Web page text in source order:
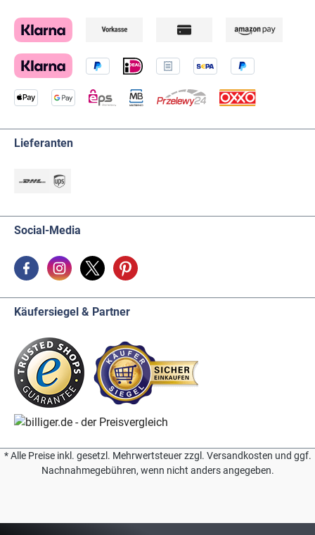
Lieferanten
Social-Media
Käufersiegel & Partner
* Alle Preise inkl. gesetzl. Mehrwertsteuer zzgl. Versandkosten und ggf.
Nachnahmegebühren, wenn nicht anders angegeben.